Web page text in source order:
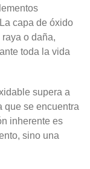
capa de óxido
o daña,
toda la vida
supera a
que se encuentra
inherente es
sino una